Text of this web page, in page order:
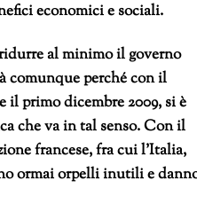
economici e sociali.
al minimo il governo
comunqueperché con il
primo dicembre 2009, si è
che va in tal senso. Con il
francese, fra cui l’Italia,
ormai orpelli inutili e